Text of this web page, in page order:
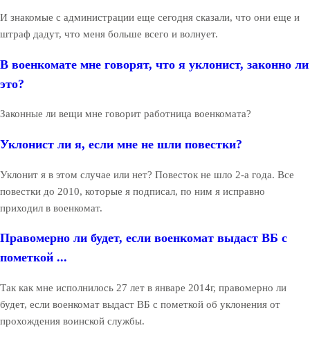
И знакомые с администрации еще сегодня сказали, что они еще и
штраф дадут, что меня больше всего и волнует.
В военкомате мне говорят, что я уклонист, законно ли
это?
Законные ли вещи мне говорит работница военкомата?
Уклонист ли я, если мне не шли повестки?
Уклонит я в этом случае или нет? Повесток не шло 2-а года. Все
повестки до 2010, которые я подписал, по ним я исправно
приходил в военкомат.
Правомерно ли будет, если военкомат выдаст ВБ с
пометкой ...
Так как мне исполнилось 27 лет в январе 2014г, правомерно ли
будет, если военкомат выдаст ВБ с пометкой об уклонения от
прохождения воинской службы.